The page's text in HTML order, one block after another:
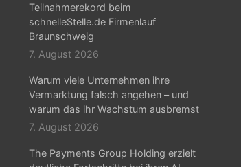
Teilnahmerekord beim
schnelleStelle.de Firmenlauf
Braunschweig
7. August 2026
Warum viele Unternehmen ihre
Vermarktung falsch angehen – und
warum das ihr Wachstum ausbremst
7. August 2026
The Payments Group Holding erzielt